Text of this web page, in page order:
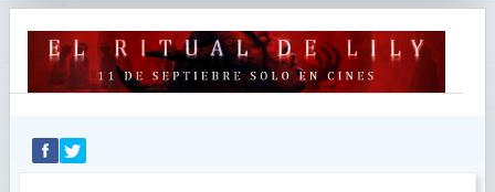
RECUÉRDEME
IDENTIFICARSE